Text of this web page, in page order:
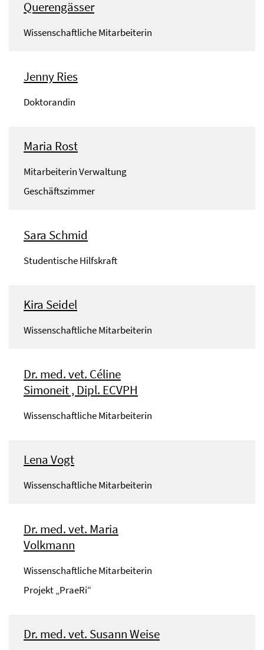
Querengässer
Wissenschaftliche Mitarbeiterin
Jenny Ries
Doktorandin
Maria Rost
Mitarbeiterin Verwaltung
Geschäftszimmer
Sara Schmid
Studentische Hilfskraft
Kira Seidel
Wissenschaftliche Mitarbeiterin
Dr. med. vet. Céline
Simoneit , Dipl. ECVPH
Wissenschaftliche Mitarbeiterin
Lena Vogt
Wissenschaftliche Mitarbeiterin
Dr. med. vet. Maria
Volkmann
Wissenschaftliche Mitarbeiterin
Projekt „PraeRi“
Dr. med. vet. Susann Weise